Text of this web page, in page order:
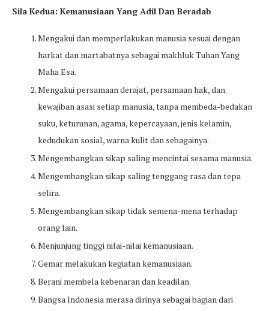
Sila Kedua: Kemanusiaan Yang Adil Dan Beradab
Mengakui dan memperlakukan manusia sesuai dengan
harkat dan martabatnya sebagai makhluk Tuhan Yang
Maha Esa.
Mengakui persamaan derajat, persamaan hak, dan
kewajiban asasi setiap manusia, tanpa membeda-bedakan
suku, keturunan, agama, kepercayaan, jenis kelamin,
kedudukan sosial, warna kulit dan sebagainya.
Mengembangkan sikap saling mencintai sesama manusia.
Mengembangkan sikap saling tenggang rasa dan tepa
selira.
Mengembangkan sikap tidak semena-mena terhadap
orang lain.
Menjunjung tinggi nilai-nilai kemanusiaan.
Gemar melakukan kegiatan kemanusiaan.
Berani membela kebenaran dan keadilan.
Bangsa Indonesia merasa dirinya sebagai bagian dari